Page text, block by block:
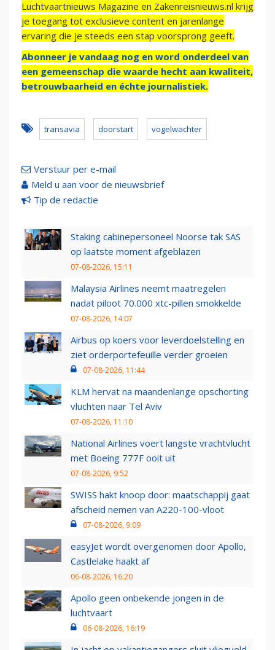
Luchtvaartnieuws Magazine en Zakenreisnieuws.nl krijg
je toegang tot exclusieve content en jarenlange
ervaring die je steeds een stap voorsprong geeft.
Abonneer je vandaag nog en word onderdeel van
een gemeenschap die waarde hecht aan kwaliteit,
betrouwbaarheid en échte journalistiek.
transavia doorstart vogelwachter
Verstuur per e-mail
Meld u aan voor de nieuwsbrief
Tip de redactie
Staking cabinepersoneel Noorse tak SAS
op laatste moment afgeblazen
07-08-2026, 15:11
Malaysia Airlines neemt maatregelen
nadat piloot 70.000 xtc-pillen smokkelde
07-08-2026, 14:07
Airbus op koers voor leverdoelstelling en
ziet orderportefeuille verder groeien
07-08-2026, 11:44
KLM hervat na maandenlange opschorting
vluchten naar Tel Aviv
07-08-2026, 11:10
National Airlines voert langste vrachtvlucht
met Boeing 777F ooit uit
07-08-2026, 9:52
SWISS hakt knoop door: maatschappij gaat
afscheid nemen van A220-100-vloot
07-08-2026, 9:09
easyJet wordt overgenomen door Apollo,
Castlelake haakt af
06-08-2026, 16:20
Apollo geen onbekende jongen in de
luchtvaart
06-08-2026, 16:19